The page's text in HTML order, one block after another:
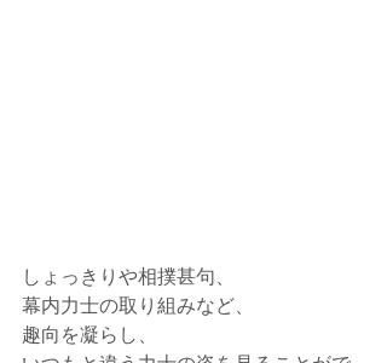
しょっきりや相撲甚句、
幕内力士の取り組みなど、
趣向を凝らし、